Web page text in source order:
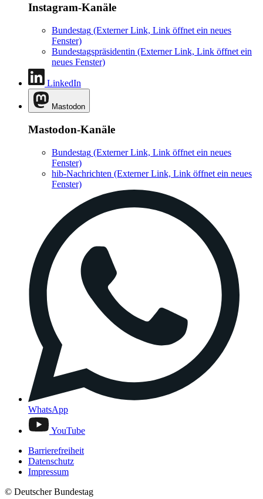
Instagram-Kanäle
Bundestag (Externer Link, Link öffnet ein neues
Fenster)
Bundestagspräsidentin (Externer Link, Link öffnet ein
neues Fenster)
LinkedIn
Mastodon
Mastodon-Kanäle
Bundestag (Externer Link, Link öffnet ein neues
Fenster)
hib-Nachrichten (Externer Link, Link öffnet ein neues
Fenster)
WhatsApp
YouTube
Barrierefreiheit
Datenschutz
Impressum
© Deutscher Bundestag